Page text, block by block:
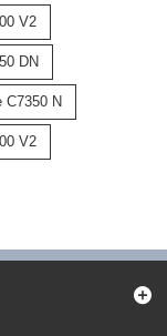
V2
DN
C7350 N
V2